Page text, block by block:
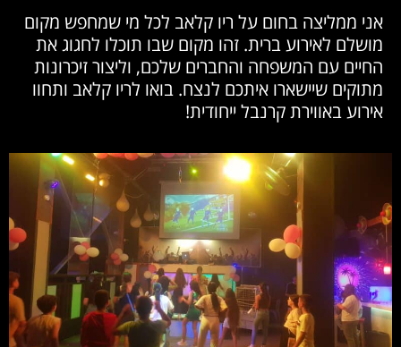
אני ממליצה בחום על ריו קלאב לכל מי שמחפש מקום
מושלם לאירוע ברית. זהו מקום שבו תוכלו לחגוג את
החיים עם המשפחה והחברים שלכם, וליצור זיכרונות
מתוקים שיישארו איתכם לנצח. בואו לריו קלאב ותחוו
אירוע באווירת קרנבל ייחודית!